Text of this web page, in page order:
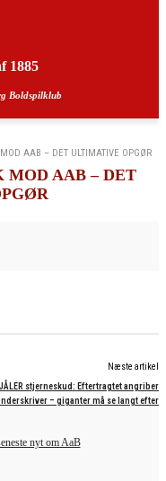
1885
Boldspilklub
AAB – DET ULTIMATIVE OPGØR
MOD AAB – DET
Næste artikel
stjerneskud: Eftertragtet angriber
– giganter må se langt efter
nyt om AaB